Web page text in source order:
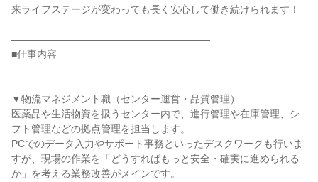
来ライフステージが変わっても長く安心して働き続けられます！
――――――――――――――――――――
■仕事内容
――――――――――――――――――――
▼物流マネジメント職（センター運営・品質管理）
医薬品や生活物資を扱うセンター内で、進行管理や在庫管理、シ
フト管理などの拠点管理を担当します。
PCでのデータ入力やサポート事務といったデスクワークも行いま
すが、現場の作業を「どうすればもっと安全・確実に進められる
か」を考える業務改善がメインです。